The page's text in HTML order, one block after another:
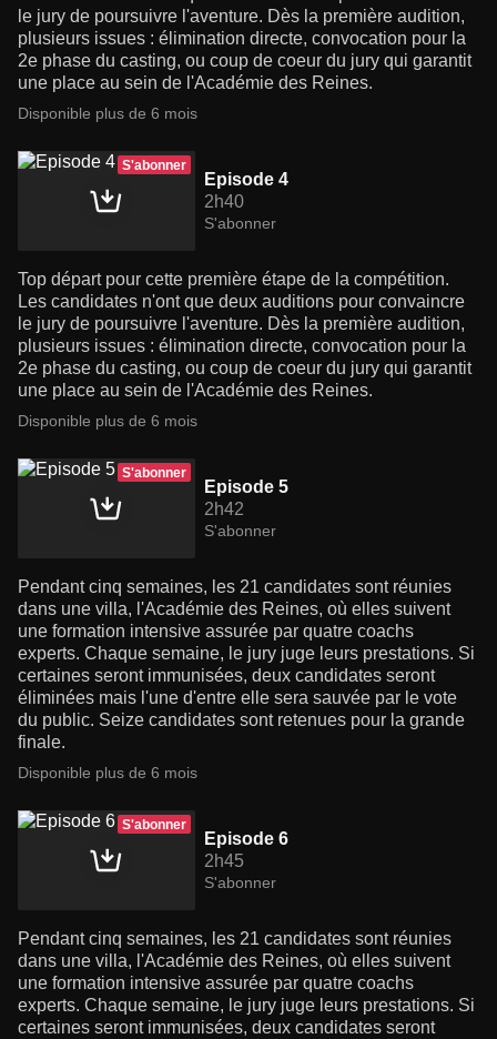
le jury de poursuivre l'aventure. Dès la première audition,
plusieurs issues : élimination directe, convocation pour la
2e phase du casting, ou coup de coeur du jury qui garantit
une place au sein de l'Académie des Reines.
Disponible plus de 6 mois
S'abonner
Episode 4
2h40
S'abonner
Top départ pour cette première étape de la compétition.
Les candidates n'ont que deux auditions pour convaincre
le jury de poursuivre l'aventure. Dès la première audition,
plusieurs issues : élimination directe, convocation pour la
2e phase du casting, ou coup de coeur du jury qui garantit
une place au sein de l'Académie des Reines.
Disponible plus de 6 mois
S'abonner
Episode 5
2h42
S'abonner
Pendant cinq semaines, les 21 candidates sont réunies
dans une villa, l'Académie des Reines, où elles suivent
une formation intensive assurée par quatre coachs
experts. Chaque semaine, le jury juge leurs prestations. Si
certaines seront immunisées, deux candidates seront
éliminées mais l'une d'entre elle sera sauvée par le vote
du public. Seize candidates sont retenues pour la grande
finale.
Disponible plus de 6 mois
S'abonner
Episode 6
2h45
S'abonner
Pendant cinq semaines, les 21 candidates sont réunies
dans une villa, l'Académie des Reines, où elles suivent
une formation intensive assurée par quatre coachs
experts. Chaque semaine, le jury juge leurs prestations. Si
certaines seront immunisées, deux candidates seront